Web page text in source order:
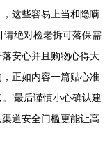
这些容易上当和隐瞒
请绝对检老拆可落保需
安心并且购物心得大
正如内容一篇贴心准
’最后谨慎小心确认建
道安全门槛更能让高